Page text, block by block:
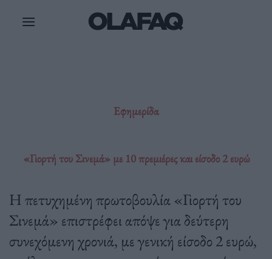
Εφημερίδα
«Γιορτή του Σινεμά» με 10 πρεμιέρες και είσοδο 2 ευρώ
Η πετυχημένη πρωτοβουλία «Γιορτή του
Σινεμά» επιστρέφει απόψε για δεύτερη
συνεχόμενη χρονιά, με γενική είσοδο 2 ευρώ,